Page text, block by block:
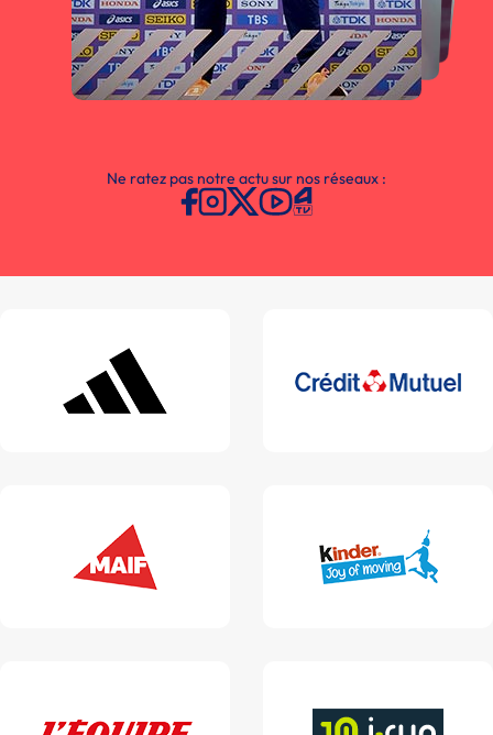
Ne ratez pas notre actu sur nos réseaux :